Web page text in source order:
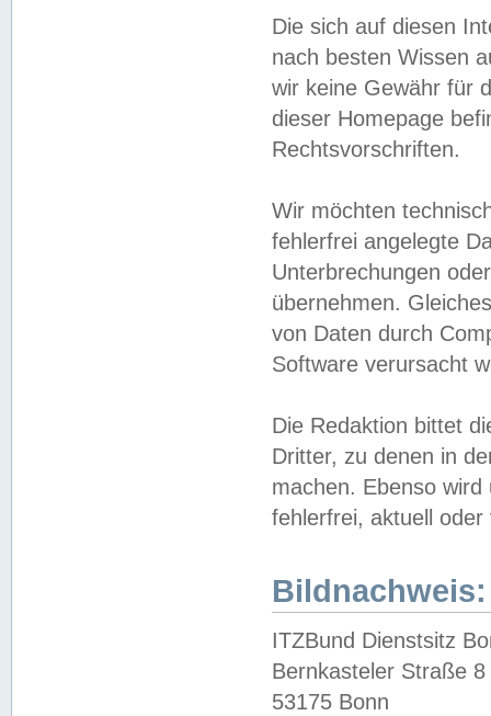
Die sich auf diesen
nach besten Wissen
wir keine Gewähr für
dieser Homepage
Rechtsvorschriften.
Wir möchten
fehlerfrei angelegte
Unterbrechungen
übernehmen.
von Daten durch
Software verursacht
Die Redaktion bittet
Dritter, zu denen in
machen. Ebenso
fehlerfrei, aktuell oder
Bildnachweis:
ITZBund Dienstsitz
Bernkasteler Straße 8
53175 Bonn